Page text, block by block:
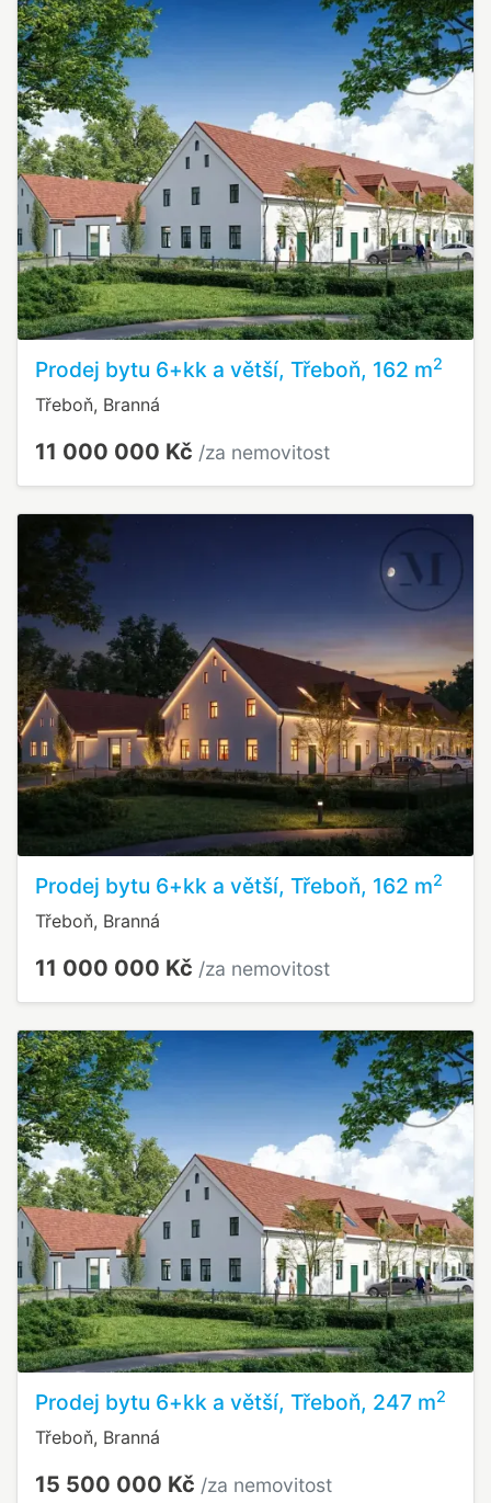
Prodej bytu 6+kk a větší, Třeboň, 162 m2
Třeboň, Branná
11 000 000 Kč /za nemovitost
Prodej bytu 6+kk a větší, Třeboň, 162 m2
Třeboň, Branná
11 000 000 Kč /za nemovitost
Prodej bytu 6+kk a větší, Třeboň, 247 m2
Třeboň, Branná
15 500 000 Kč /za nemovitost